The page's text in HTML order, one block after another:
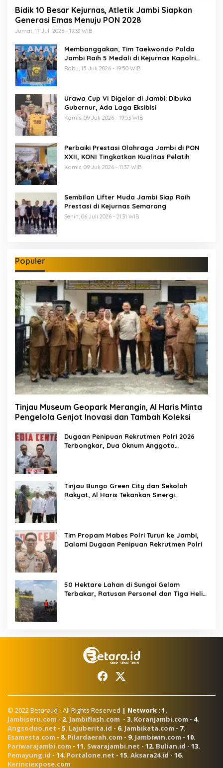
Bidik 10 Besar Kejurnas, Atletik Jambi Siapkan
Generasi Emas Menuju PON 2028
Jumat, 17 Juli 2026 - 19:33 WIB
Membanggakan, Tim Taekwondo Polda
Jambi Raih 5 Medali di Kejurnas Kapolri
Cup 7
Rabu, 15 Juli 2026 - 19:50 WIB
Urawa Cup VI Digelar di Jambi: Dibuka
Gubernur, Ada Laga Eksibisi
Kamis, 09 Juli 2026 - 19:53 WIB
Perbaiki Prestasi Olahraga Jambi di PON
XXII, KONI Tingkatkan Kualitas Pelatih
Kamis, 09 Juli 2026 - 11:37 WIB
Sembilan Lifter Muda Jambi Siap Raih
Prestasi di Kejurnas Semarang
Senin, 06 Juli 2026 - 21:31 WIB
Populer
Tinjau Museum Geopark Merangin, Al Haris Minta
Pengelola Genjot Inovasi dan Tambah Koleksi
Dugaan Penipuan Rekrutmen Polri 2026
Terbongkar, Dua Oknum Anggota
Tinjau Bungo Green City dan Sekolah
Rakyat, Al Haris Tekankan Sinergi
Tim Propam Mabes Polri Turun ke Jambi,
Dalami Dugaan Penipuan Rekrutmen Polri
50 Hektare Lahan di Sungai Gelam
Terbakar, Ratusan Personel dan Tiga Heli
© 2022 Betara.id - All Rights Reserved | Network : 1.
Jambiseru.com - 2. Jambiflash.com - 3. Koranjambi.com - 4.
Angsoduo.net - 5. Lajuberita.id - 6. Jambikata.com - 7.
Esamesta.com - 8. Pilardaerah.com - 9. Jambiwin.com - 10.
Pariwarajambi.com - 11. Swarajambi.net - 12. Bulian.id - 13.
Pemayung.id - 14. Portalone.net - 15. Aksara24.id - 16.
Kerinciexpose.com